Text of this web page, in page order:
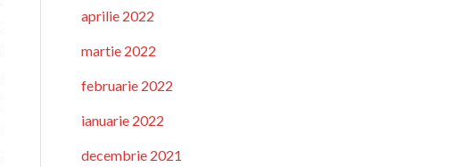
aprilie 2022
martie 2022
februarie 2022
ianuarie 2022
decembrie 2021